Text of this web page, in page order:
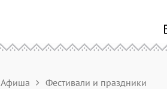
Афиша Фестивали и праздники